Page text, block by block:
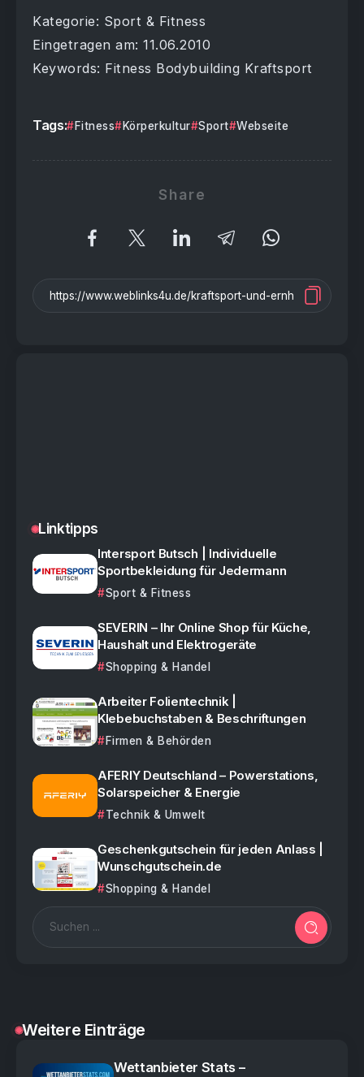
Kategorie: Sport & Fitness
Eingetragen am: 11.06.2010
Keywords: Fitness Bodybuilding Kraftsport
Tags: Fitness Körperkultur Sport Webseite
Share
Linktipps
Intersport Butsch | Individuelle
Sportbekleidung für Jedermann
Sport & Fitness
SEVERIN – Ihr Online Shop für Küche,
Haushalt und Elektrogeräte
Shopping & Handel
Arbeiter Folientechnik |
Klebebuchstaben & Beschriftungen
Firmen & Behörden
AFERIY Deutschland – Powerstations,
Solarspeicher & Energie
Technik & Umwelt
Geschenkgutschein für jeden Anlass |
Wunschgutschein.de
Shopping & Handel
Weitere Einträge
Wettanbieter Stats –